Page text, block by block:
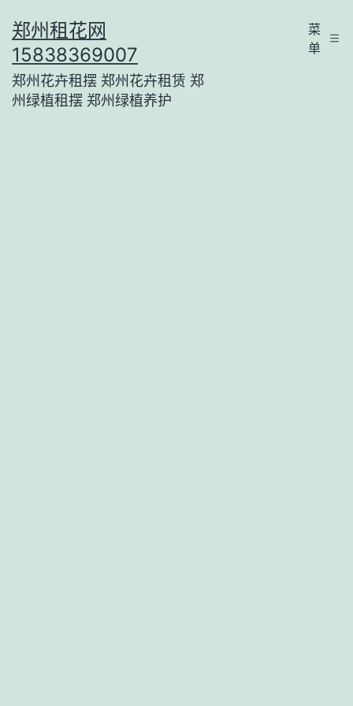
至
内
容
郑州租花网
15838369007
郑州花卉租摆 郑州花卉租赁 郑
州绿植租摆 郑州绿植养护
菜
单